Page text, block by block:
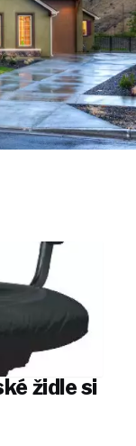
židle si